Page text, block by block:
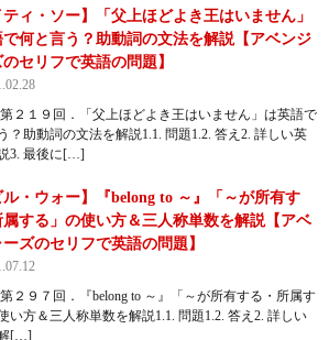
ティ・ソー】「父上ほどよき王はいません」
で何と言う？助動詞の文法を解説【アベンジ
セリフで英語の問題】
第２１９回．「父上ほどよき王はいません」は英語で
？助動詞の文法を解説1.1. 問題1.2. 答え2. 詳しい英
3. 最後に[…]
ル・ウォー】『belong to ～』「～が所有す
属する」の使い方＆三人称単数を解説【アベ
ズのセリフで英語の問題】
２９７回．『belong to ～』「～が所有する・所属す
い方＆三人称単数を解説1.1. 問題1.2. 答え2. 詳しい
[…]